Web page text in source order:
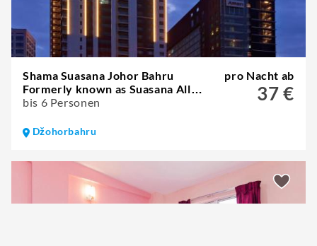
Shama Suasana Johor Bahru
Formerly known as Suasana All
Suites Hotels Johor Bahru
bis 6 Personen
pro Nacht ab
37 €
Džohorbahru